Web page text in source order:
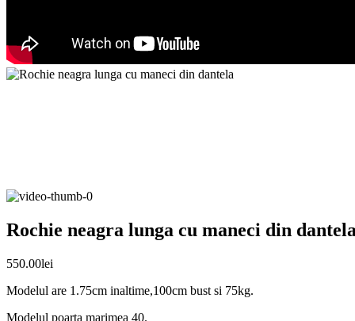
Rochie neagra lunga cu maneci din
550.00lei
Modelul are 1.75cm inaltime,100cm bust si 75kg.
Modelul poarta marimea 40.